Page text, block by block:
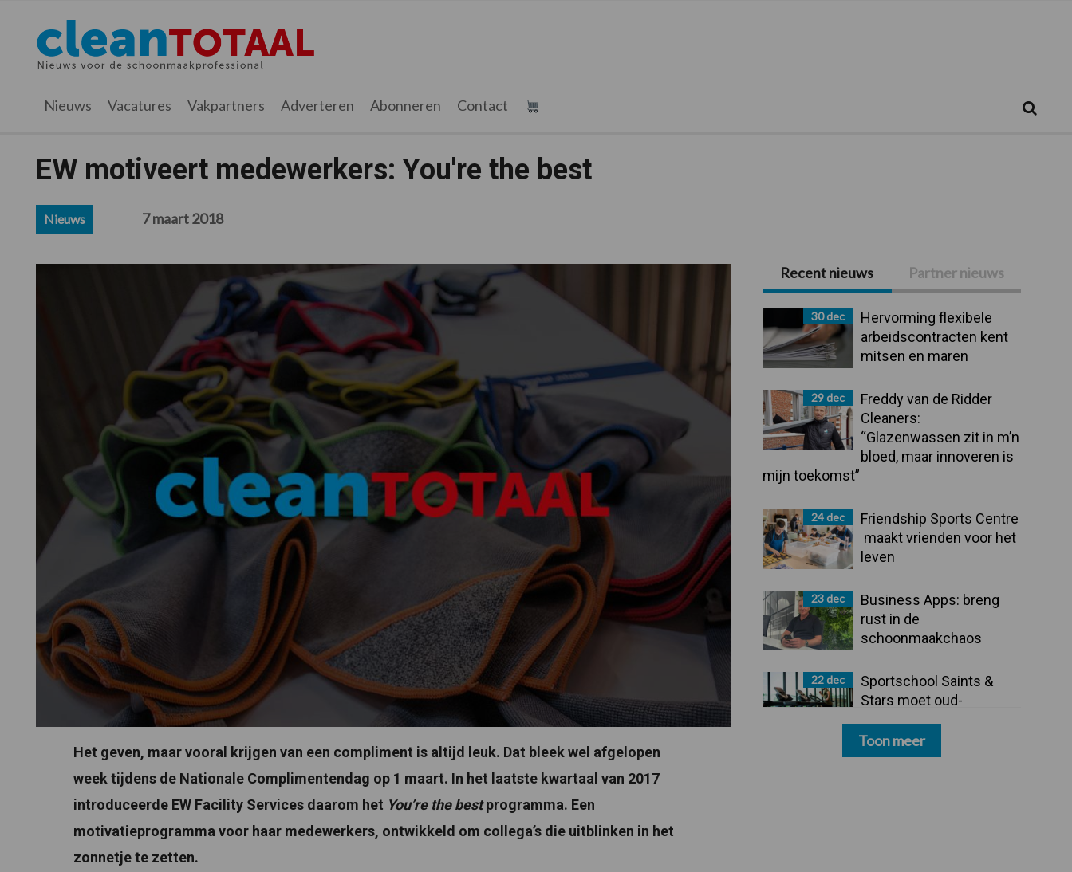
hoofdnavigatie
hoofd
inhoud
eerste
sidebar
voettekst
Cleantotaal.nl
Het
laatste
voor
professionele
Nieuws Vacatures Vakpartners Adverteren Abonneren Contact
EW motiveert medewerkers: You're the best
Nieuws 7 maart 2018
Het geven, maar vooral krijgen van een compliment is altijd leuk. Dat bleek wel afgelopen
week tijdens de Nationale Complimentendag op 1 maart. In het laatste kwartaal van 2017
introduceerde EW Facility Services daarom het You’re the bestprogramma. Een
motivatieprogramma voor haar medewerkers, ontwikkeld om collega’s die uitblinken in het
zonnetje te zetten.
Primaire
Sidebar
Recent nieuws Partner nieuws
30 dec
Hervorming flexibele
arbeidscontracten kent
mitsen en maren
29 dec
Freddy van de Ridder
Cleaners:
“Glazenwassen zit in m’n
bloed, maar innoveren is
mijn toekomst”
24 dec
Friendship Sports Centre
maakt vrienden voor het
leven
23 dec
Business Apps: breng
rust in de
schoonmaakchaos
22 dec
Sportschool Saints &
Stars moet oud-
betalen
Toon meer